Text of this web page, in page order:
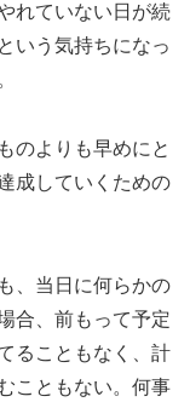
れていない日が続
いう気持ちになっ
のよりも早めにと
成していくための
、当日に何らかの
合、前もって予定
ることもなく、計
こともない。何事